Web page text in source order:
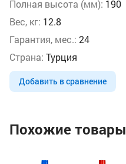
Полная высота (мм): 190
Вес, кг: 12.8
Гарантия, мес.: 24
Страна: Турция
Добавить в сравнение
Похожие товары